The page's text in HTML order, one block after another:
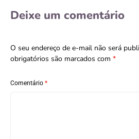
Deixe um comentário
O seu endereço de e-mail não será
obrigatórios são marcados com *
Comentário *